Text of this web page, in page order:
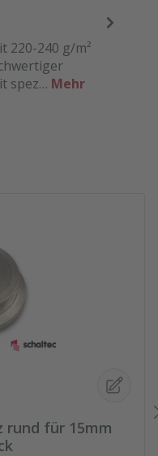
220-240 g/m²
spez… Mehr
rund für 15mm